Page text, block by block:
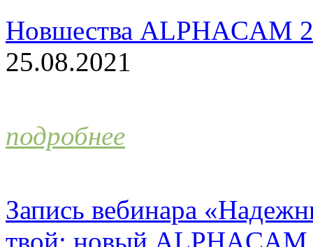
Новшества ALPHACAM
25.08.2021
подробнее
Запись вебинара
твой: новый ALPHACAM